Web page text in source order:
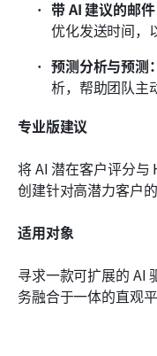
带 AI 建议的邮件
优化发送时间，
预测分析与预测：
析，帮助团队主
专业版建议
将 AI 潜在客户评分与
创建针对高潜力客户
适用对象
寻求一款可扩展的 AI
务融合于一体的直观